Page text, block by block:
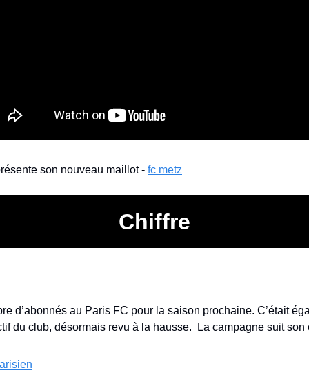
son nouveau maillot - fc metz
Chiffre
d’abonnés au Paris FC pour la saison prochaine. C’était
du club, désormais revu à la hausse.  La campagne suit son